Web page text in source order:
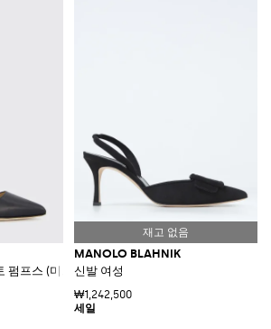
프스 (미드 스틸레토 힐)
MANOLO BLAHNIK
신발 여성
₩1,242,500